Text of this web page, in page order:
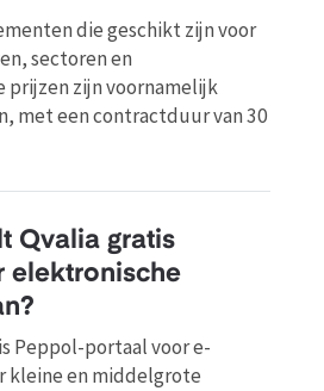
die geschikt zijn voor
sectoren en
prijzen zijn voornamelijk
met een contractduur van 30
Qvalia gratis
elektronische
Peppol-portaal voor e-
kleine en middelgrote